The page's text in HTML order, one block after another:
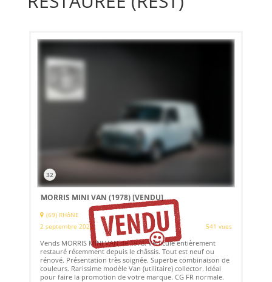
32
MORRIS MINI VAN (1978)[VENDU]
(69) RHôNE
2 septembre 2022
541 vues
Vends MORRIS MINI VAN de 1978. Véhicule entièrement
restauré récemment depuis le châssis. Tout est neuf ou
rénové. Présentation très soignée. Superbe combinaison de
couleurs. Rarissime modèle Van (utilitaire) collector. Idéal
pour faire la promotion de votre marque. CG FR normale.